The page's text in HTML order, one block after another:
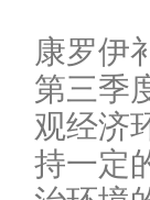
康罗伊
第三季
观经济
持一定